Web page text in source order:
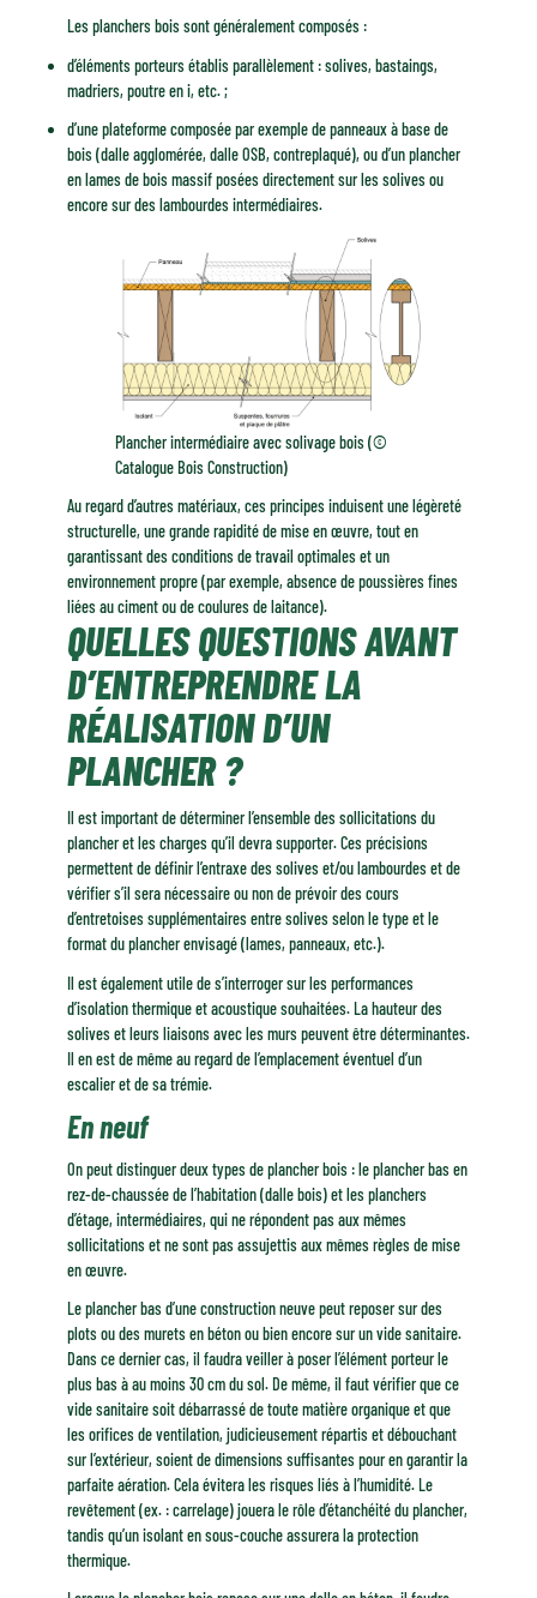
Les planchers bois sont généralement composés :
d’éléments porteurs établis parallèlement : solives, bastaings,
madriers, poutre en i, etc. ;
d’une plateforme composée par exemple de panneaux à base de
bois (dalle agglomérée, dalle OSB, contreplaqué), ou d’un plancher
en lames de bois massif posées directement sur les solives ou
encore sur des lambourdes intermédiaires.
Plancher intermédiaire avec solivage bois (©
Catalogue Bois Construction)
Au regard d’autres matériaux, ces principes induisent une légèreté
structurelle, une grande rapidité de mise en œuvre, tout en
garantissant des conditions de travail optimales et un
environnement propre (par exemple, absence de poussières fines
liées au ciment ou de coulures de laitance).
QUELLES QUESTIONS AVANT
D’ENTREPRENDRE LA
RÉALISATION D’UN
PLANCHER ?
Il est important de déterminer l’ensemble des sollicitations du
plancher et les charges qu’il devra supporter. Ces précisions
permettent de définir l’entraxe des solives et/ou lambourdes et de
vérifier s’il sera nécessaire ou non de prévoir des cours
d’entretoises supplémentaires entre solives selon le type et le
format du plancher envisagé (lames, panneaux, etc.).
Il est également utile de s’interroger sur les performances
d’isolation thermique et acoustique souhaitées. La hauteur des
solives et leurs liaisons avec les murs peuvent être déterminantes.
Il en est de même au regard de l’emplacement éventuel d’un
escalier et de sa trémie.
En neuf
On peut distinguer deux types de plancher bois : le plancher bas en
rez-de-chaussée de l’habitation (dalle bois) et les planchers
d’étage, intermédiaires, qui ne répondent pas aux mêmes
sollicitations et ne sont pas assujettis aux mêmes règles de mise
en œuvre.
Le plancher bas d’une construction neuve peut reposer sur des
plots ou des murets en béton ou bien encore sur un vide sanitaire.
Dans ce dernier cas, il faudra veiller à poser l’élément porteur le
plus bas à au moins 30 cm du sol. De même, il faut vérifier que ce
vide sanitaire soit débarrassé de toute matière organique et que
les orifices de ventilation, judicieusement répartis et débouchant
sur l’extérieur, soient de dimensions suffisantes pour en garantir la
parfaite aération. Cela évitera les risques liés à l’humidité. Le
revêtement (ex. : carrelage) jouera le rôle d’étanchéité du plancher,
tandis qu’un isolant en sous-couche assurera la protection
thermique.